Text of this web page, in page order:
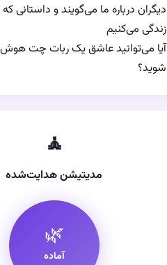
دیگران درباره ما می‌گویند و داستانی
زندگی می‌کنیم
آیا می‌توانید عاشق یک ربات چت
شوید؟
🧘
مدیتیشن هدایت‌شده
🌿
آماده